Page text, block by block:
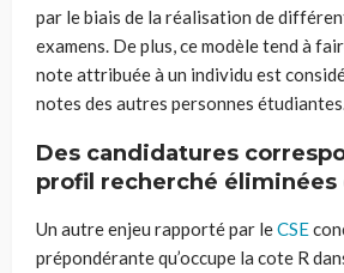
par le biais de la réalisation de
examens. De plus, ce modèle tend à
note attribuée à un individu est
notes des autres personnes
Des candidatures
profil recherché éliminées
Un autre enjeu rapporté par leCSE
prépondérante qu’occupe la cote R